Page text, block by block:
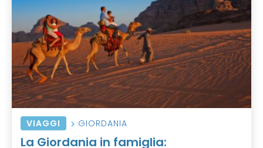
VIAGGI GIORDANIA
La Giordania in famiglia: